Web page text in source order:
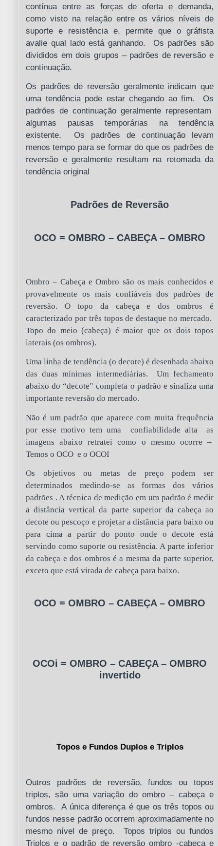
contínua entre as forças de oferta e demanda,
como visto na relação entre os vários níveis de
suporte e resistência e, permite que o gráfista
avalie qual lado está ganhando. Os padrões são
divididos em dois grupos – padrões de reversão e
continuação.
Os padrões de reversão geralmente indicam que
uma tendência pode estar chegando ao fim. Os
padrões de continuação geralmente representam
algumas pausas temporárias na tendência
existente. Os padrões de continuação levam
menos tempo para se formar do que os padrões de
reversão e geralmente resultam na retomada da
tendência original
Padrões de Reversão
OCO = OMBRO – CABEÇA – OMBRO
Ombro – Cabeça e Ombro são os mais conhecidos e
provavelmente os mais confiáveis dos padrões de
reversão. O topo da cabeça e dos ombros é
caracterizado por três topos de destaque no mercado.
Topo do meio (cabeça) é maior que os dois topos
laterais (os ombros).
Uma linha de tendência (o decote) é desenhada abaixo
das duas mínimas intermediárias. Um fechamento
abaixo do “decote” completa o padrão e sinaliza uma
importante reversão do mercado.
Não é um padrão que aparece com muita frequência
por esse motivo tem uma confiabilidade alta as
imagens abaixo retratei como o mesmo ocorre –
Temos o OCO e o OCOI
Os objetivos ou metas de preço podem ser
determinados medindo-se as formas dos vários
padrões . A técnica de medição em um padrão é medir
a distância vertical da parte superior da cabeça ao
decote ou pescoço e projetar a distância para baixo ou
para cima a partir do ponto onde o decote está
servindo como suporte ou resistência. A parte inferior
da cabeça e dos ombros é a mesma da parte superior,
exceto que está virada de cabeça para baixo.
OCO = OMBRO – CABEÇA – OMBRO
OCOi = OMBRO – CABEÇA – OMBRO
invertido
Topos e Fundos Duplos e Triplos
Outros padrões de reversão, fundos ou topos
triplos, são uma variação do ombro – cabeça e
ombros. A única diferença é que os três topos ou
fundos nesse padrão ocorrem aproximadamente no
mesmo nível de preço. Topos triplos ou fundos
Triplos e o padrão de reversão ombro -cabeça e